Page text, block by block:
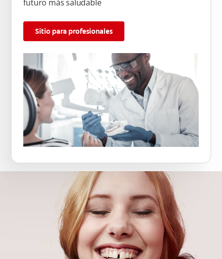
futuro más saludable
Sitio para profesionales